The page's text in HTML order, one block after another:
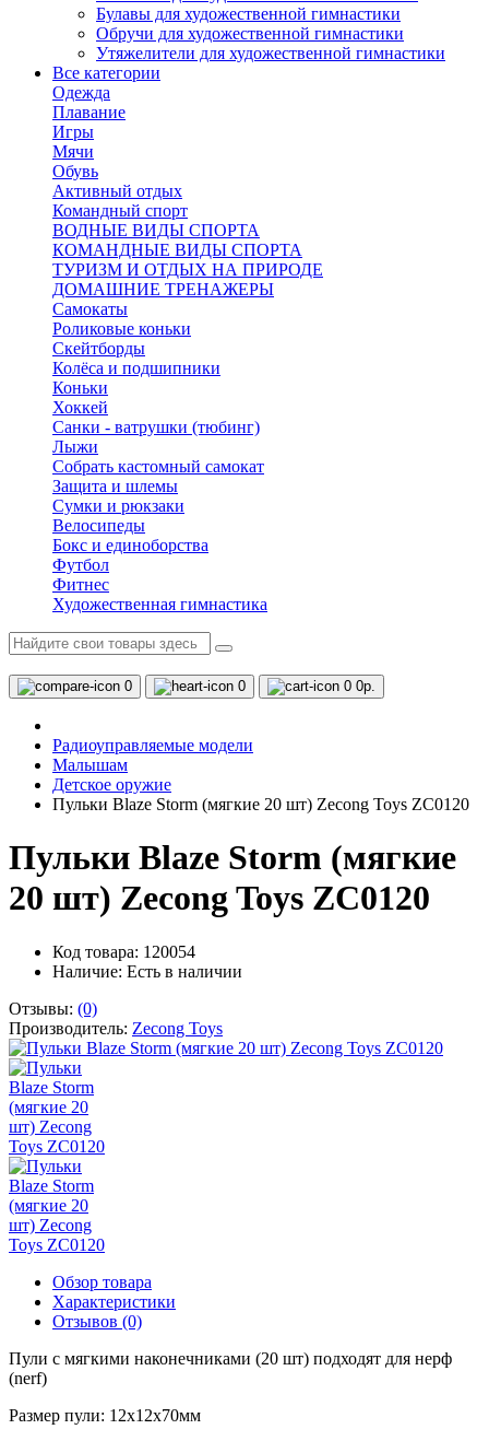
Булавы для художественной гимнастики
Обручи для художественной гимнастики
Утяжелители для художественной гимнастики
Все категории
Одежда
Плавание
Игры
Мячи
Обувь
Активный отдых
Командный спорт
ВОДНЫЕ ВИДЫ СПОРТА
КОМАНДНЫЕ ВИДЫ СПОРТА
ТУРИЗМ И ОТДЫХ НА ПРИРОДЕ
ДОМАШНИЕ ТРЕНАЖЕРЫ
Самокаты
Роликовые коньки
Скейтборды
Колёса и подшипники
Коньки
Хоккей
Санки - ватрушки (тюбинг)
Лыжи
Собрать кастомный самокат
Защита и шлемы
Сумки и рюкзаки
Велосипеды
Бокс и единоборства
Футбол
Фитнес
Художественная гимнастика
0 0 0 0р.
Радиоуправляемые модели
Малышам
Детское оружие
Пульки Blaze Storm (мягкие 20 шт) Zecong Toys ZC0120
Пульки Blaze Storm (мягкие
20 шт) Zecong Toys ZC0120
Код товара: 120054
Наличие: Есть в наличии
Отзывы: (0)
Производитель: Zecong Toys
Обзор товара
Характеристики
Отзывов (0)
Пули с мягкими наконечниками (20 шт) подходят для нерф
(nerf)
Размер пули: 12х12х70мм